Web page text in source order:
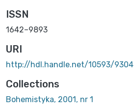
ISSN
1642–9893
URI
http://hdl.handle.net/10593/9304
Collections
Bohemistyka, 2001, nr 1